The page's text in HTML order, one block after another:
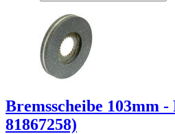
Bremsscheibe 103mm -
81867258)